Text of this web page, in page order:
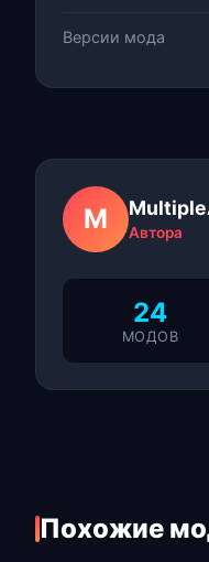
Версии мода
M Автора
24
МОДОВ
Похожие